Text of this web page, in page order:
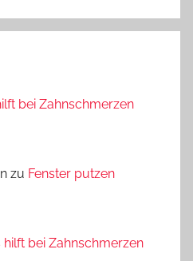
bei Zahnschmerzen
zu Fenster putzen
hilft bei Zahnschmerzen